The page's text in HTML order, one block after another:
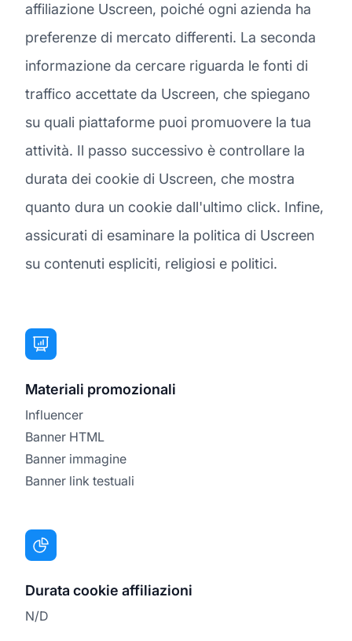
affiliazione Uscreen, poiché ogni azienda ha
preferenze di mercato differenti. La seconda
informazione da cercare riguarda le fonti di
traffico accettate da Uscreen, che spiegano
su quali piattaforme puoi promuovere la tua
attività. Il passo successivo è controllare la
durata dei cookie di Uscreen, che mostra
quanto dura un cookie dall'ultimo click. Infine,
assicurati di esaminare la politica di Uscreen
su contenuti espliciti, religiosi e politici.
Materiali promozionali
Influencer
Banner HTML
Banner immagine
Banner link testuali
Durata cookie affiliazioni
N/D